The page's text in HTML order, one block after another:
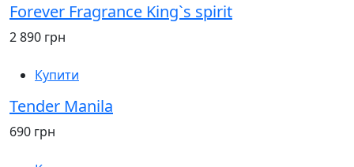
Forever Fragrance King`s spirit
2 890 грн
Купити
Tender Manila
690 грн